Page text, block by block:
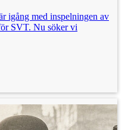
igång med inspelningen av
SVT. Nu söker vi